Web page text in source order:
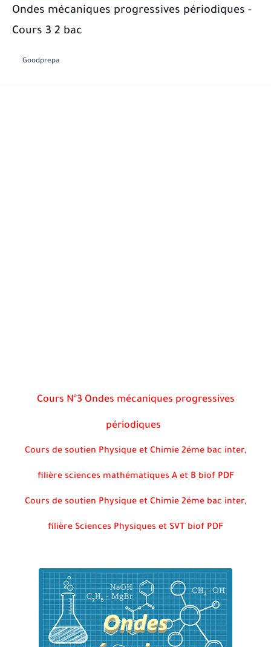
Ondes mécaniques progressives périodiques -
Cours 3 2 bac
Goodprepa
Cours N°3 Ondes mécaniques progressives
périodiques
Cours de soutien Physique et Chimie 2éme bac inter,
filière sciences mathématiques A et B biof PDF
Cours de soutien Physique et Chimie 2éme bac inter,
filière Sciences Physiques et SVT biof PDF